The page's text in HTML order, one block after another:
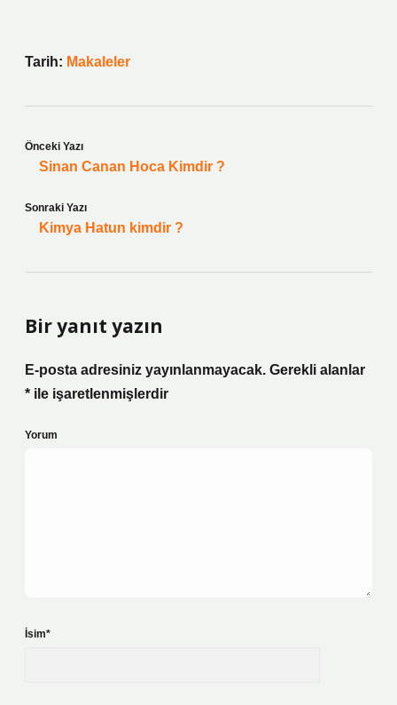
Tarih: Makaleler
Önceki Yazı
Sinan Canan Hoca Kimdir ?
Sonraki Yazı
Kimya Hatun kimdir ?
Bir yanıt yazın
E-posta adresiniz yayınlanmayacak. Gerekli alanlar
* ile işaretlenmişlerdir
Yorum
İsim*